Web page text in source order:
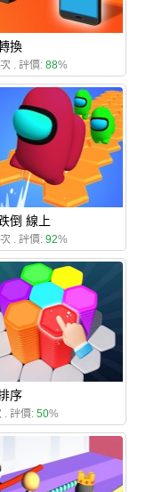
換
. 評價: 88%
倒 線上
. 評價: 92%
序
. 評價: 50%